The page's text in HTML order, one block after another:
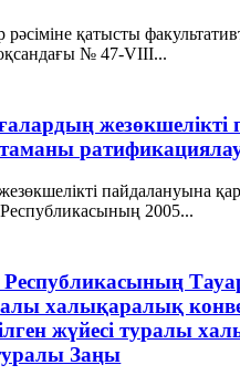
қатысты
№ 47-VIII...
пайдалануына
2005...
халықаралық
жүйесі туралы
Заңы